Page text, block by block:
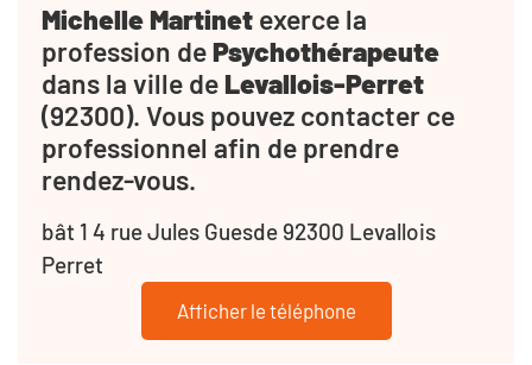
Michelle Martinet exerce la
profession dePsychothérapeute
dans la ville de Levallois-Perret
(92300). Vous pouvez contacter ce
professionnel afin de prendre
rendez-vous.
bât 1 4 rue Jules Guesde 92300 Levallois
Perret
Afficher le téléphone